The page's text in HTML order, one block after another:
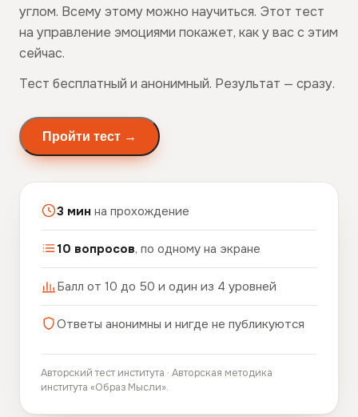
углом. Всему этому можно научиться. Этот тест
на управление эмоциями покажет, как у вас с этим
сейчас.
Тест бесплатный и анонимный. Результат — сразу.
Пройти тест →
3 мин на прохождение
10 вопросов, по одному на экране
Балл от 10 до 50 и один из 4 уровней
Ответы анонимны и нигде не публикуются
Авторский тест института · Авторская методика
института «Образ Мысли».